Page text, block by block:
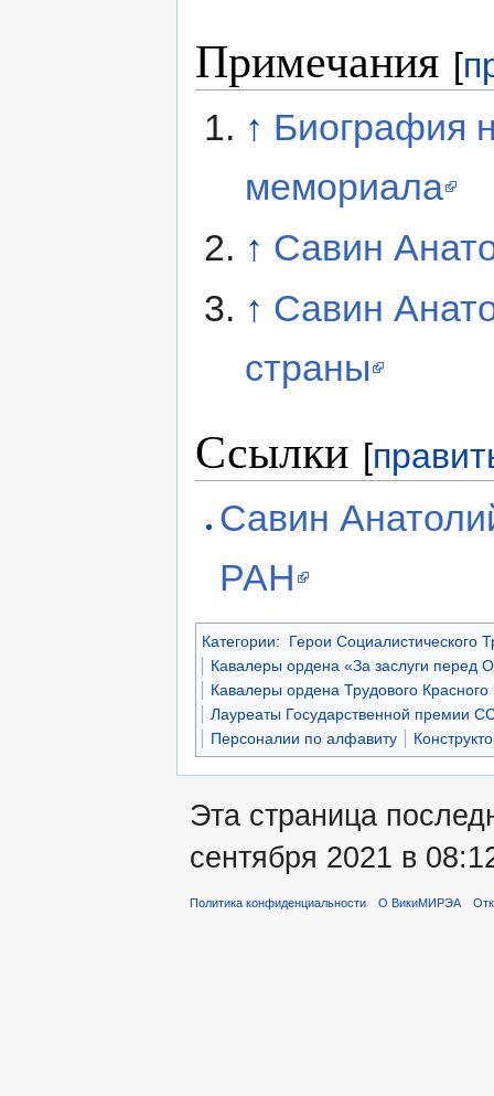
Примечания [
↑ Биография
мемориала
↑ Савин
↑ Савин
страны
Ссылки [
Савин
РАН
Категории:
Герои Социалистического
Кавалеры ордена «За заслуги перед
Кавалеры ордена Трудового
Лауреаты Государственной премии
Персоналии по алфавиту
Эта страница
сентября 2021 в
Политика конфиденциальности О ВикиМИРЭА